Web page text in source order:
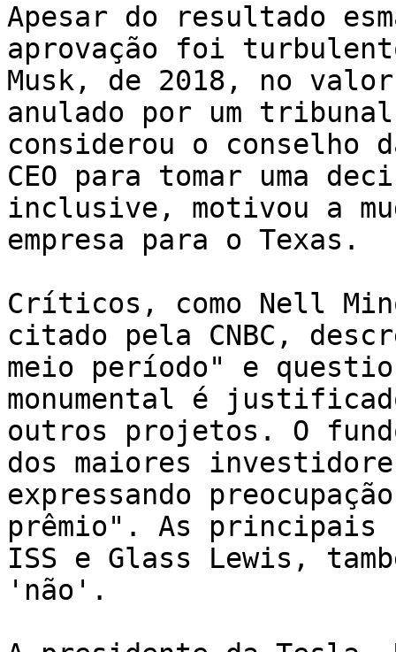
Apesar do resultado
aprovação foi
Musk, de 2018, no
anulado por um
considerou o conselho
CEO para tomar uma
inclusive, motivou a
empresa para o Texas.
Críticos, como Nell
citado pela CNBC,
meio período" e
monumental é
outros projetos. O
dos maiores
expressando
prêmio". As principais
ISS e Glass Lewis,
'não'.